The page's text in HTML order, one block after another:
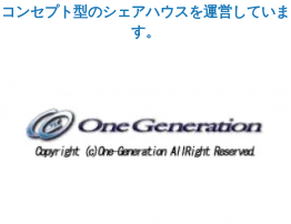
コンセプト型のシェアハウスを運営していま
す。